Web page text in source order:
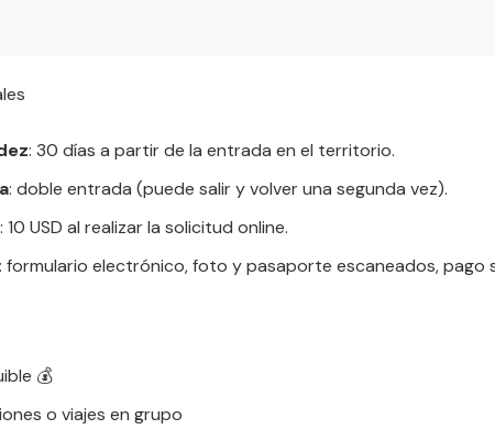
: 30 días a partir de la entrada en el territorio.
: doble entrada (puede salir y volver una segunda vez).
: 10 USD al realizar la solicitud online.
: formulario electrónico, foto y pasaporte escaneados, pago
💰
o viajes en grupo